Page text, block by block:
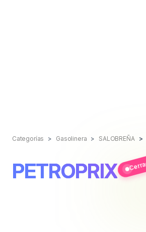
Categorías Gasolinera SALOBREÑA
PETROPRIX